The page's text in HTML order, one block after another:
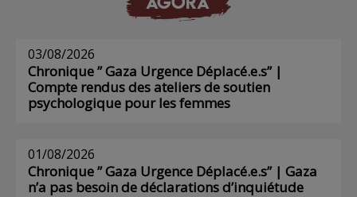
03/08/2026
Chronique ” Gaza Urgence Déplacé.e.s” |
Compte rendus des ateliers de soutien
psychologique pour les femmes
01/08/2026
Chronique ” Gaza Urgence Déplacé.e.s” | Gaza
n’a pas besoin de déclarations d’inquiétude